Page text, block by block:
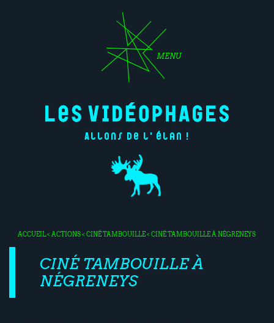
MENU
Allons de l'élan !
ACCUEIL<ACTIONS<CINÉ TAMBOUILLE< CINÉ TAMBOUILLE À NÉGRENEYS
CINÉ TAMBOUILLE À
NÉGRENEYS